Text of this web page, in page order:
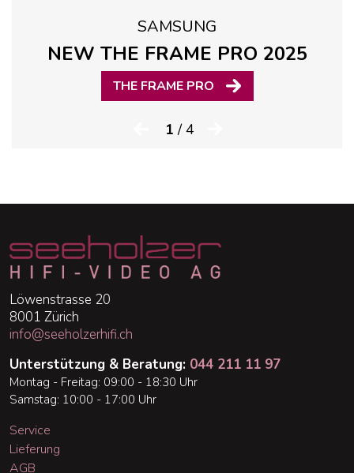
1 / 4
SAMSUNG
NEW THE FRAME PRO 2025
THE FRAME PRO
Löwenstrasse 20
8001 Zürich
info@seeholzerhifi.ch
Unterstützung & Beratung: 044 211 11 97
Montag - Freitag: 09:00 - 18:30 Uhr
Samstag: 10:00 - 17:00 Uhr
Service
Lieferung
AGB